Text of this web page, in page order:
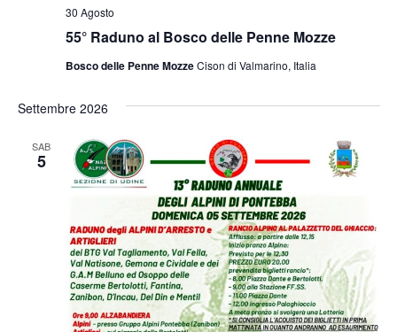
55° Raduno al Bosco delle Penne Mozze
30 Agosto
Bosco delle Penne MozzeCison di Valmarino, Italia
Settembre 2026
SAB
5